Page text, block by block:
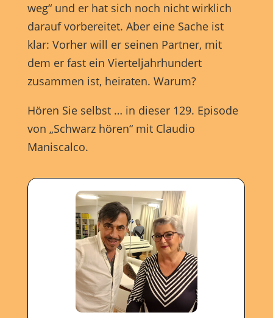
weg“ und er hat sich noch nicht wirklich
darauf vorbereitet. Aber eine Sache ist
klar: Vorher will er seinen Partner, mit
dem er fast ein Vierteljahrhundert
zusammen ist, heiraten. Warum?
Hören Sie selbst … in dieser 129. Episode
von „Schwarz hören“ mit Claudio
Maniscalco.